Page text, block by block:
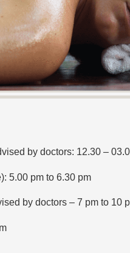
by doctors: 12.30 –
5.00 pm to 6.30 pm
by doctors – 7 pm to 10